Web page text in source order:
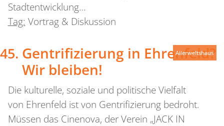
Stadtentwicklung…
Tag: Vortrag & Diskussion
Gentrifizierung in Ehrenfeld?
Wir bleiben!
Die kulturelle, soziale und politische Vielfalt
von Ehrenfeld ist von Gentrifizierung bedroht.
Müssen das Cinenova, der Verein „JACK IN
Allerweltshaus